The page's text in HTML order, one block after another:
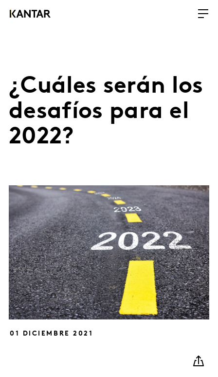
¿Cuáles serán los
desafíos para el
2022?
01 DICIEMBRE 2021